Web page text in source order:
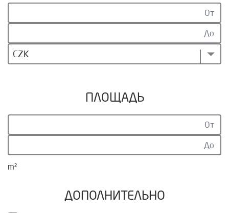
CZK
ПЛОЩАДЬ
m²
ДОПОЛНИТЕЛЬНО